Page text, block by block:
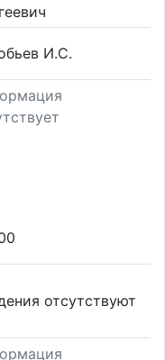
И.С.
отсутствуют